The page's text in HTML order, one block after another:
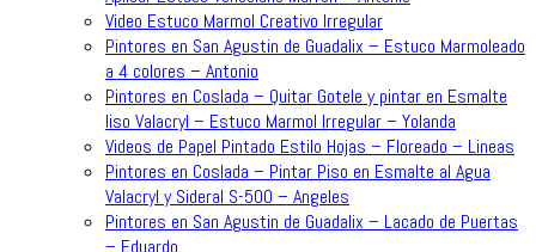
Video Estuco Marmol Creativo Irregular
Pintores en San Agustin de Guadalix – Estuco Marmoleado
a 4 colores – Antonio
Pintores en Coslada – Quitar Gotele y pintar en Esmalte
liso Valacryl – Estuco Marmol Irregular – Yolanda
Videos de Papel Pintado Estilo Hojas – Floreado – Lineas
Pintores en Coslada – Pintar Piso en Esmalte al Agua
Valacryl y Sideral S-500 – Angeles
Pintores en San Agustin de Guadalix – Lacado de Puertas
– Eduardo